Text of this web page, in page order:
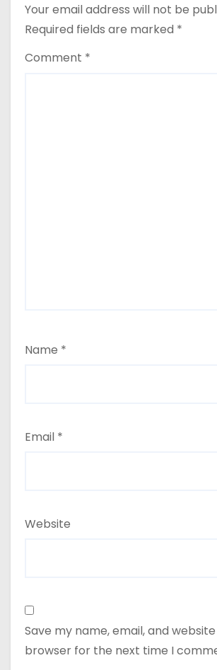
Your email address will not be
Required fields are marked *
Comment *
Name *
Email *
Website
Save my name, email, and
browser for the next time I